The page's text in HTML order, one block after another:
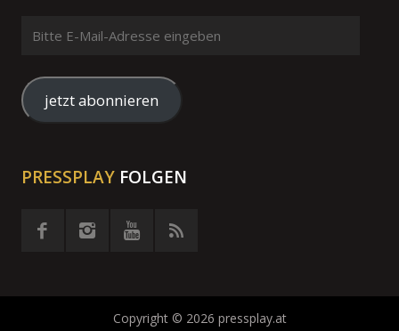
Mail-
Adresse
eingeben
jetzt abonnieren
PRESSPLAY FOLGEN
Copyright © 2026 pressplay.at